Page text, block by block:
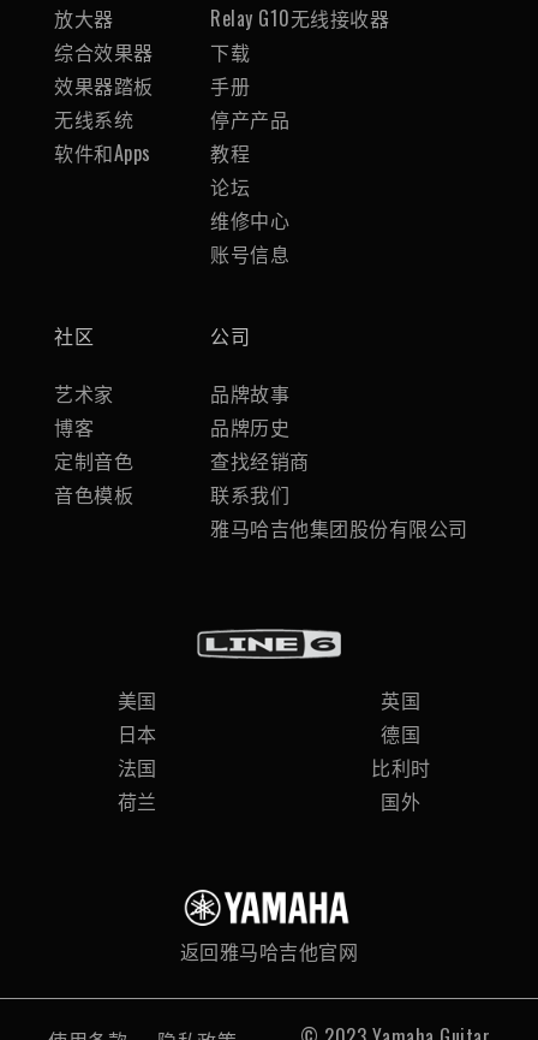
放大器
综合效果器
效果器踏板
无线系统
软件和Apps
Relay G10无线接收器
下载
手册
停产产品
教程
论坛
维修中心
账号信息
社区
艺术家
博客
定制音色
音色模板
公司
品牌故事
品牌历史
查找经销商
联系我们
雅马哈吉他集团股份有限公司
美国
英国
日本
德国
法国
比利时
荷兰
国外
返回雅马哈吉他官网